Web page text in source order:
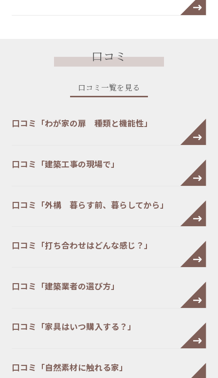
口コミ
口コミ一覧を見る
口コミ「わが家の扉 種類と機能性」
口コミ「建築工事の現場で」
口コミ「外構 暮らす前、暮らしてから」
口コミ「打ち合わせはどんな感じ？」
口コミ「建築業者の選び方」
口コミ「家具はいつ購入する？」
口コミ「自然素材に触れる家」